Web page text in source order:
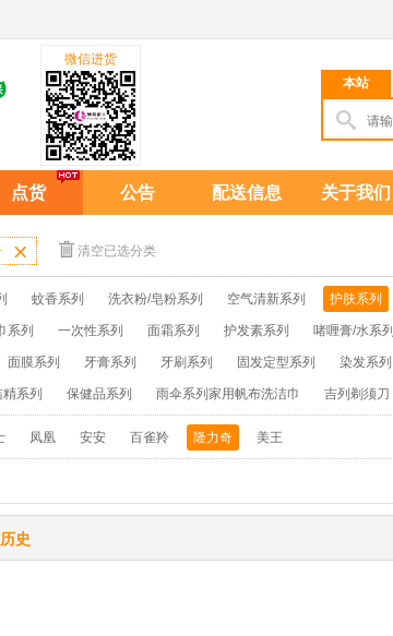
微信进货
本站
点货 公告 配送信息 关于我们
 清空已选分类
蚊香系列 洗衣粉/皂粉系列 空气清新系列 护肤系列
系列 一次性系列 面霜系列 护发素系列 啫喱膏/水系列
面膜系列 牙膏系列 牙刷系列 固发定型系列 染发系列
系列 保健品系列 雨伞系列家用帆布洗洁巾 吉列剃须刀
凤凰 安安 百雀羚 隆力奇 美王
史